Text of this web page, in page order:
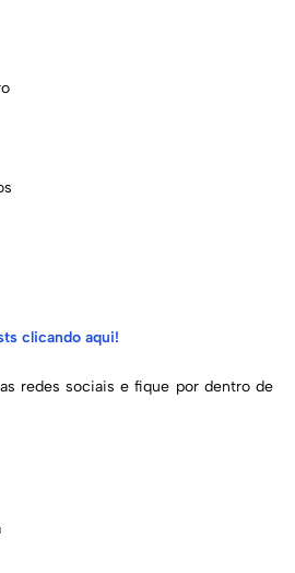
clicando aqui!
redes sociais e fique por dentro de